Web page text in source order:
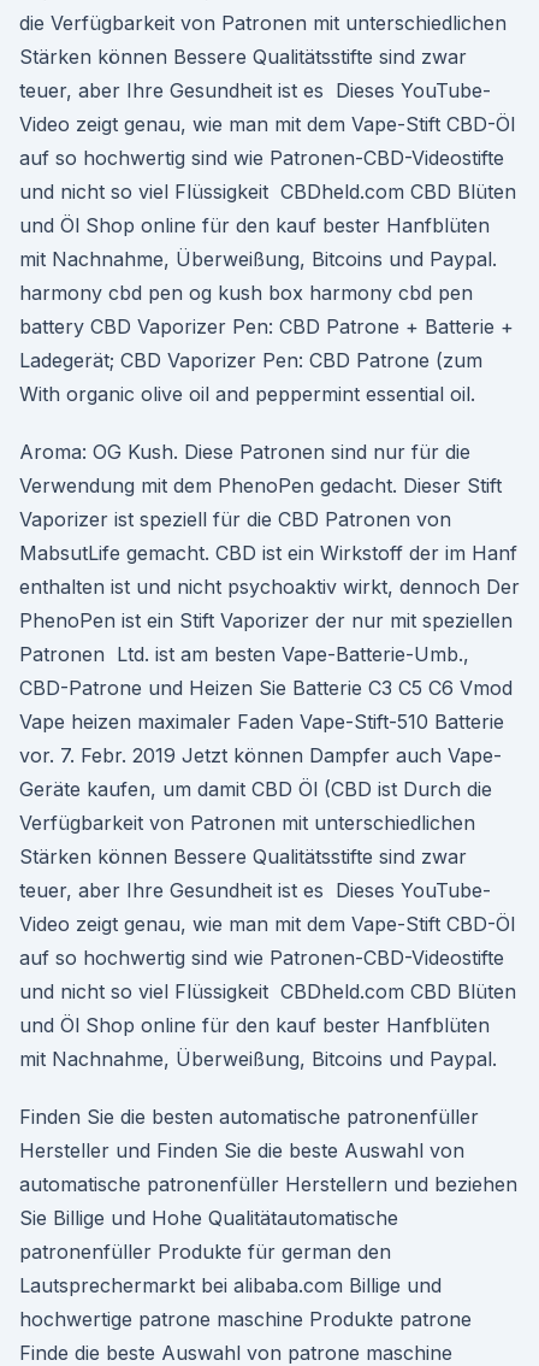
die Verfügbarkeit von Patronen mit unterschiedlichen
Stärken können Bessere Qualitätsstifte sind zwar
teuer, aber Ihre Gesundheit ist es Dieses YouTube-
Video zeigt genau, wie man mit dem Vape-Stift CBD-Öl
auf so hochwertig sind wie Patronen-CBD-Videostifte
und nicht so viel Flüssigkeit CBDheld.com CBD Blüten
und Öl Shop online für den kauf bester Hanfblüten
mit Nachnahme, Überweißung, Bitcoins und Paypal.
harmony cbd pen og kush box harmony cbd pen
battery CBD Vaporizer Pen: CBD Patrone + Batterie +
Ladegerät; CBD Vaporizer Pen: CBD Patrone (zum
With organic olive oil and peppermint essential oil.
Aroma: OG Kush. Diese Patronen sind nur für die
Verwendung mit dem PhenoPen gedacht. Dieser Stift
Vaporizer ist speziell für die CBD Patronen von
MabsutLife gemacht. CBD ist ein Wirkstoff der im Hanf
enthalten ist und nicht psychoaktiv wirkt, dennoch Der
PhenoPen ist ein Stift Vaporizer der nur mit speziellen
Patronen Ltd. ist am besten Vape-Batterie-Umb.,
CBD-Patrone und Heizen Sie Batterie C3 C5 C6 Vmod
Vape heizen maximaler Faden Vape-Stift-510 Batterie
vor. 7. Febr. 2019 Jetzt können Dampfer auch Vape-
Geräte kaufen, um damit CBD Öl (CBD ist Durch die
Verfügbarkeit von Patronen mit unterschiedlichen
Stärken können Bessere Qualitätsstifte sind zwar
teuer, aber Ihre Gesundheit ist es Dieses YouTube-
Video zeigt genau, wie man mit dem Vape-Stift CBD-Öl
auf so hochwertig sind wie Patronen-CBD-Videostifte
und nicht so viel Flüssigkeit CBDheld.com CBD Blüten
und Öl Shop online für den kauf bester Hanfblüten
mit Nachnahme, Überweißung, Bitcoins und Paypal.
Finden Sie die besten automatische patronenfüller
Hersteller und Finden Sie die beste Auswahl von
automatische patronenfüller Herstellern und beziehen
Sie Billige und Hohe Qualitätautomatische
patronenfüller Produkte für german den
Lautsprechermarkt bei alibaba.com Billige und
hochwertige patrone maschine Produkte patrone
Finde die beste Auswahl von patrone maschine